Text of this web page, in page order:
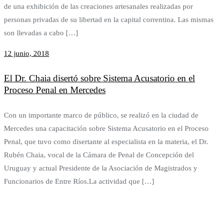
de una exhibición de las creaciones artesanales realizadas por
personas privadas de su libertad en la capital correntina. Las mismas
son llevadas a cabo […]
12 junio, 2018
El Dr. Chaia disertó sobre Sistema Acusatorio en el
Proceso Penal en Mercedes
Con un importante marco de público, se realizó en la ciudad de
Mercedes una capacitación sobre Sistema Acusatorio en el Proceso
Penal, que tuvo como disertante al especialista en la materia, el Dr.
Rubén Chaia, vocal de la Cámara de Penal de Concepción del
Uruguay y actual Presidente de la Asociación de Magistrados y
Funcionarios de Entre Ríos.La actividad que […]